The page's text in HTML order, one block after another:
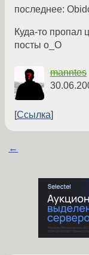
последнее:
Куда-то пропал
посты o_O
manntes
Ссылка
←